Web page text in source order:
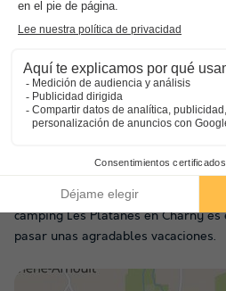
Camping Les Platanes en Charny,
sus expectativas. Situado en
durante toda su estancia. Con
alrededores, este centro le ofrece
en numerosas actividades. Si
aprovechar el sol para disfrutar de
posible! Fuera del establecimiento,
camping Les Platanes en Charny
pasar unas agradables vacaciones.